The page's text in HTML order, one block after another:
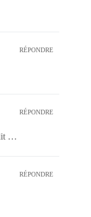
RÉPONDRE
RÉPONDRE
…
RÉPONDRE